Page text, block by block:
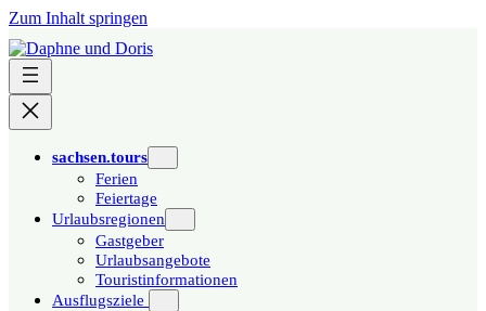
Zum Inhalt springen
sachsen.tours
Ferien
Feiertage
Urlaubsregionen
Gastgeber
Urlaubsangebote
Touristinformationen
Ausflugsziele